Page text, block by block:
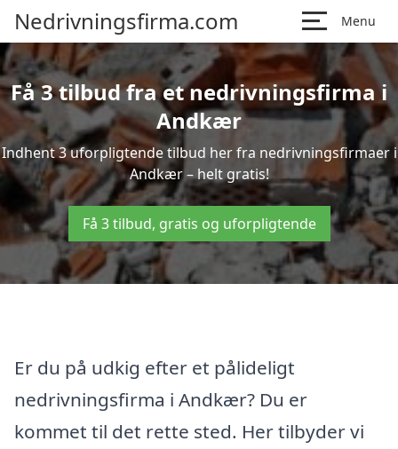
Nedrivningsfirma.com Menu
Få 3 tilbud fra et nedrivningsfirma i
Andkær
Indhent 3 uforpligtende tilbud her fra nedrivningsfirmaer i
Andkær – helt gratis!
Få 3 tilbud, gratis og uforpligtende
Er du på udkig efter et pålideligt
nedrivningsfirma i Andkær? Du er
kommet til det rette sted. Her tilbyder vi